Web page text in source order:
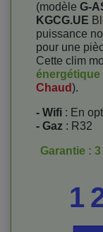
(modèle G-
KGCG.UE
puissance
pour une
Cette clim
énergétique
Chaud).
- Wifi : En
- Gaz : R32
Garantie :
1